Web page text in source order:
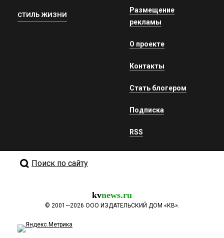
СТИЛЬ ЖИЗНИ
Размещение
рекламы
О проекте
Контакты
Стать блогером
Подписка
RSS
Поиск по сайту
kvnews.ru
© 2001—2026 ООО ИЗДАТЕЛЬСКИЙ ДОМ «КВ».